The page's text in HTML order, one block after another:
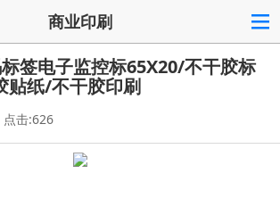
商业印刷
签电子监控标65X20/不干胶标
贴纸/不干胶印刷
击:626